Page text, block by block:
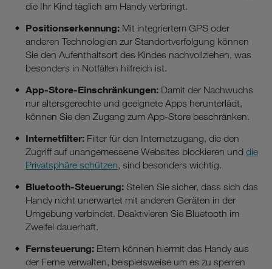
die Ihr Kind täglich am Handy verbringt.
Positionserkennung: Mit integriertem GPS oder
anderen Technologien zur Standortverfolgung können
Sie den Aufenthaltsort des Kindes nachvollziehen, was
besonders in Notfällen hilfreich ist.
App-Store-Einschränkungen: Damit der Nachwuchs
nur altersgerechte und geeignete Apps herunterlädt,
können Sie den Zugang zum App-Store beschränken.
Internetfilter: Filter für den Internetzugang, die den
Zugriff auf unangemessene Websites blockieren und die
Privatsphäre schützen, sind besonders wichtig.
Bluetooth-Steuerung: Stellen Sie sicher, dass sich das
Handy nicht unerwartet mit anderen Geräten in der
Umgebung verbindet. Deaktivieren Sie Bluetooth im
Zweifel dauerhaft.
Fernsteuerung: Eltern können hiermit das Handy aus
der Ferne verwalten, beispielsweise um es zu sperren